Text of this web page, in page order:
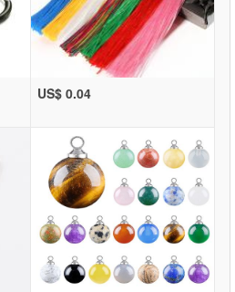
US$ 0.04